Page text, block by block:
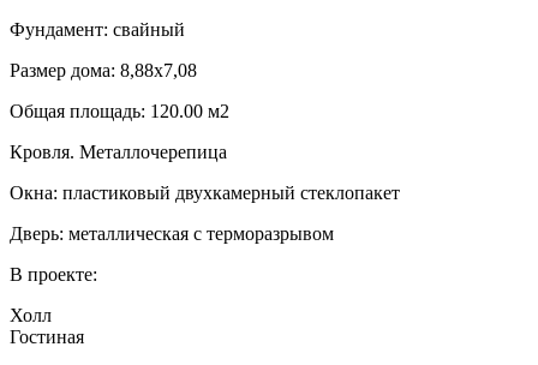
Фундамент: свайный
Размер дома: 8,88х7,08
Общая площадь: 120.00 м2
Кровля. Металлочерепица
Окна: пластиковый двухкамерный стеклопакет
Дверь: металлическая с терморазрывом
В проекте:
Холл
Гостиная